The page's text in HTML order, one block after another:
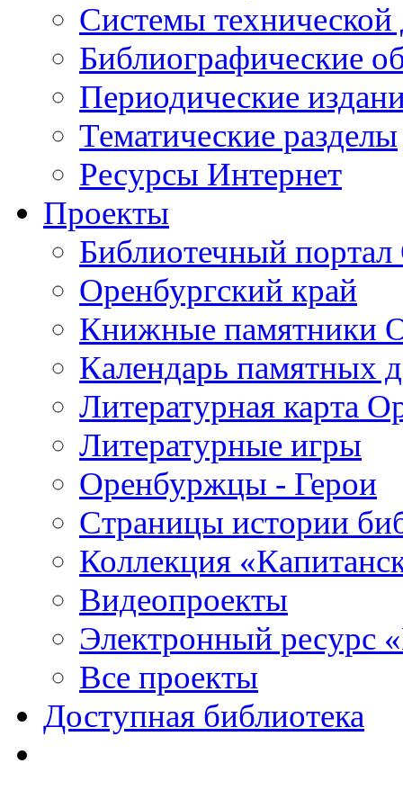
Cистемы
Библиографические
Периодические
Тематические разделы
Ресурсы Интернет
Проекты
Библиотечный портал
Оренбургский край
Книжные памятники
Календарь памятных
Литературная карта
Литературные игры
Оренбуржцы - Герои
Страницы истории
Коллекция
Видеопроекты
Электронный ресурс
Все проекты
Доступная библиотека